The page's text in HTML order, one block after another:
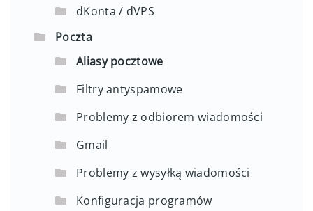
dKonta / dVPS
Poczta
Aliasy pocztowe
Filtry antyspamowe
Problemy z odbiorem wiadomości
Gmail
Problemy z wysyłką wiadomości
Konfiguracja programów